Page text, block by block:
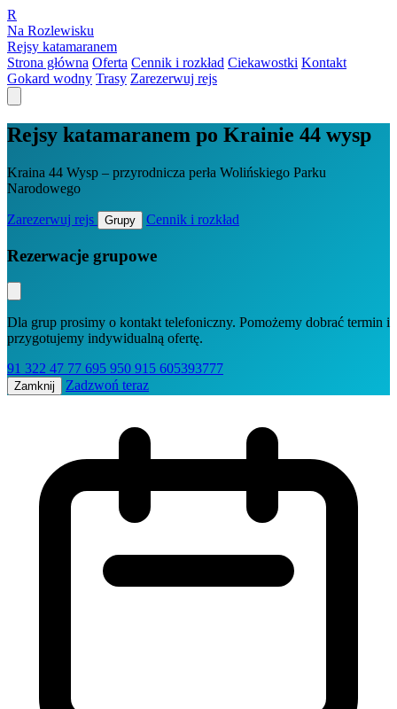
R
Na Rozlewisku
Rejsy katamaranem
Strona główna Oferta Cennik i rozkład Ciekawostki Kontakt
Gokard wodny Trasy Zarezerwuj rejs
Rejsy katamaranem po Krainie 44 wysp
Kraina 44 Wysp – przyrodnicza perła Wolińskiego Parku
Narodowego
Zarezerwuj rejs Grupy Cennik i rozkład
Rezerwacje grupowe
Dla grup prosimy o kontakt telefoniczny. Pomożemy dobrać termin i
przygotujemy indywidualną ofertę.
91 322 47 77 695 950 915 605393777
Zamknij Zadzwoń teraz